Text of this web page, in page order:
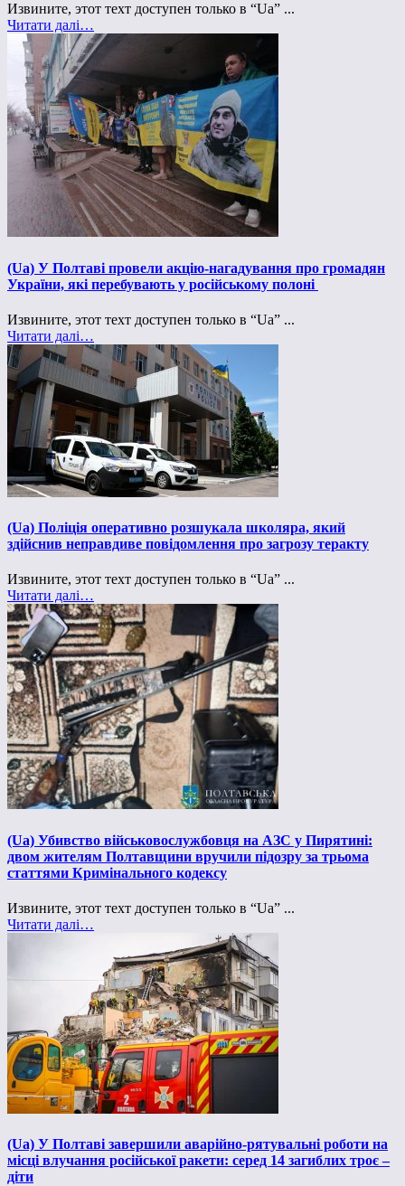
Извините, этот техт доступен только в “Ua” ...
Читати далі…
(Ua) У Полтаві провели акцію-нагадування про громадян
України, які перебувають у російському полоні
Извините, этот техт доступен только в “Ua” ...
Читати далі…
(Ua) Поліція оперативно розшукала школяра, який
здійснив неправдиве повідомлення про загрозу теракту
Извините, этот техт доступен только в “Ua” ...
Читати далі…
(Ua) Убивство військовослужбовця на АЗС у Пирятині:
двом жителям Полтавщини вручили підозру за трьома
статтями Кримінального кодексу
Извините, этот техт доступен только в “Ua” ...
Читати далі…
(Ua) У Полтаві завершили аварійно-рятувальні роботи на
місці влучання російської ракети: серед 14 загиблих троє –
діти